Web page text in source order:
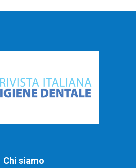
Chi siamo